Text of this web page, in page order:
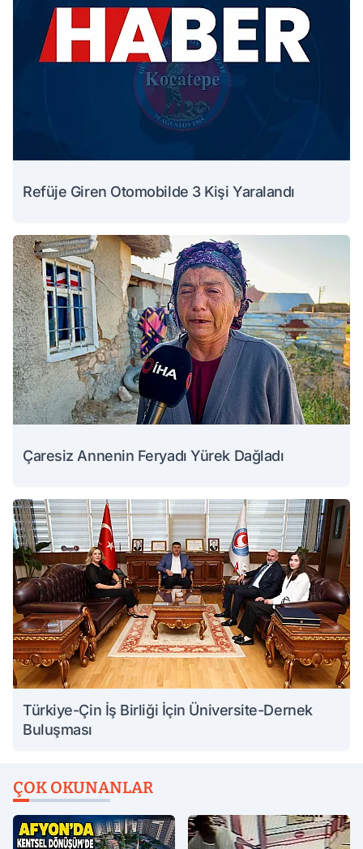
Refüje Giren Otomobilde 3 Kişi Yaralandı
Çaresiz Annenin Feryadı Yürek Dağladı
Türkiye-Çin İş Birliği İçin Üniversite-Dernek
Buluşması
ÇOK OKUNANLAR